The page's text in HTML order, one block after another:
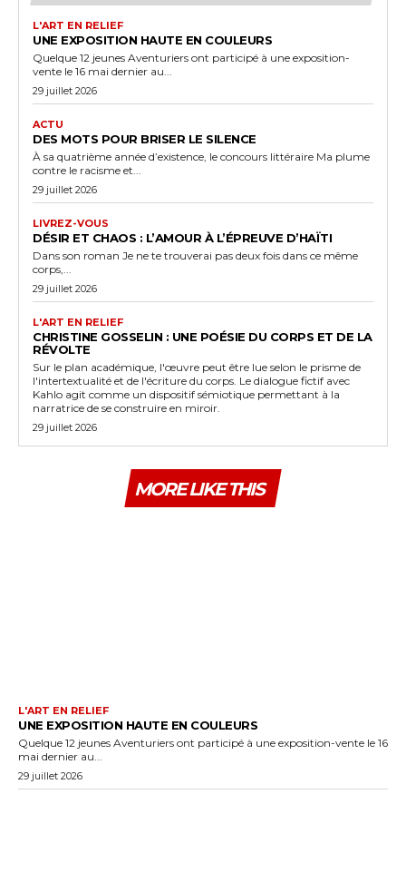
L'ART EN RELIEF
UNE EXPOSITION HAUTE EN COULEURS
Quelque 12 jeunes Aventuriers ont participé à une exposition-
vente le 16 mai dernier au...
29 juillet 2026
ACTU
DES MOTS POUR BRISER LE SILENCE
À sa quatrième année d’existence, le concours littéraire Ma plume
contre le racisme et...
29 juillet 2026
LIVREZ-VOUS
DÉSIR ET CHAOS : L’AMOUR À L’ÉPREUVE D’HAÏTI
Dans son roman Je ne te trouverai pas deux fois dans ce même
corps,...
29 juillet 2026
L'ART EN RELIEF
CHRISTINE GOSSELIN : UNE POÉSIE DU CORPS ET DE LA
RÉVOLTE
Sur le plan académique, l'œuvre peut être lue selon le prisme de
l'intertextualité et de l'écriture du corps. Le dialogue fictif avec
Kahlo agit comme un dispositif sémiotique permettant à la
narratrice de se construire en miroir.
29 juillet 2026
MORE LIKE THIS
L'ART EN RELIEF
UNE EXPOSITION HAUTE EN COULEURS
Quelque 12 jeunes Aventuriers ont participé à une exposition-vente le 16
mai dernier au...
29 juillet 2026